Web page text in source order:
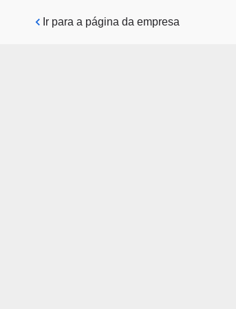
Pular para o conteúdo principal
Ir para a página da empresa